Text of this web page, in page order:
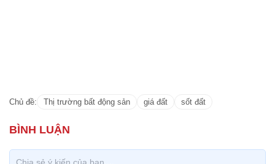
Chủ đề: Thị trường bất động sản giá đất sốt đất